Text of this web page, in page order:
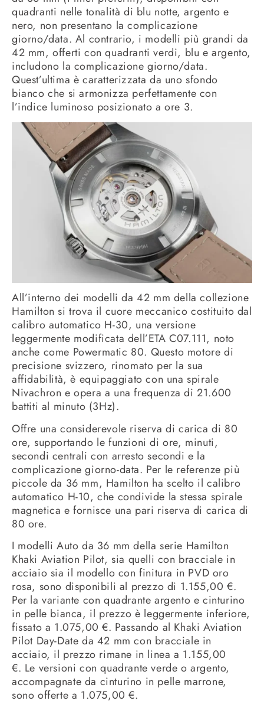
quadranti nelle tonalità di blu notte, argento e
nero, non presentano la complicazione
giorno/data. Al contrario, i modelli più grandi da
42 mm, offerti con quadranti verdi, blu e argento,
includono la complicazione giorno/data.
Quest’ultima è caratterizzata da uno sfondo
bianco che si armonizza perfettamente con
l’indice luminoso posizionato a ore 3.
All’interno dei modelli da 42 mm della collezione
Hamilton si trova il cuore meccanico costituito dal
calibro automatico H-30, una versione
leggermente modificata dell’ETA C07.111, noto
anche come Powermatic 80. Questo motore di
precisione svizzero, rinomato per la sua
affidabilità, è equipaggiato con una spirale
Nivachron e opera a una frequenza di 21.600
battiti al minuto (3Hz).
Offre una considerevole riserva di carica di 80
ore, supportando le funzioni di ore, minuti,
secondi centrali con arresto secondi e la
complicazione giorno-data. Per le referenze più
piccole da 36 mm, Hamilton ha scelto il calibro
automatico H-10, che condivide la stessa spirale
magnetica e fornisce una pari riserva di carica di
80 ore.
I modelli Auto da 36 mm della serie Hamilton
Khaki Aviation Pilot, sia quelli con bracciale in
acciaio sia il modello con finitura in PVD oro
rosa, sono disponibili al prezzo di 1.155,00 €.
Per la variante con quadrante argento e cinturino
in pelle bianca, il prezzo è leggermente inferiore,
fissato a 1.075,00 €. Passando al Khaki Aviation
Pilot Day-Date da 42 mm con bracciale in
acciaio, il prezzo rimane in linea a 1.155,00
€. Le versioni con quadrante verde o argento,
accompagnate da cinturino in pelle marrone,
sono offerte a 1.075,00 €.